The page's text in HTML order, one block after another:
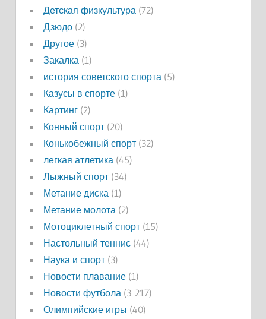
Детская физкультура (72)
Дзюдо(2)
Другое(3)
Закалка (1)
история советского спорта (5)
Казусы в спорте(1)
Картинг(2)
Конный спорт(20)
Конькобежный спорт(32)
легкая атлетика (45)
Лыжный спорт(34)
Метание диска (1)
Метание молота (2)
Мотоциклетный спорт(15)
Настольный теннис(44)
Наука и спорт(3)
Новости плавание(1)
Новости футбола (3 217)
Олимпийские игры (40)